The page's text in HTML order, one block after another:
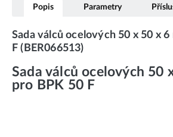
Popis Parametry
Sada válců ocelových 50 x 50 x
F (BER066513)
Sada válců ocelových 50
pro BPK 50 F